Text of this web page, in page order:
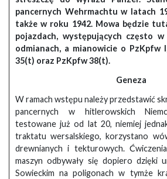
pancernych Wehrmachtu w latach
także w roku 1942. Mowa będzie
pojazdach, występujących często
odmianach, a mianowicie o PzKpfw
35(t) oraz PzKpfw 38(t).
Geneza
W ramach wstępu należy przedstawić
pancernych w hitlerowskich
testowane już od lat 20, niemiej
traktatu wersalskiego, korzystano
drewnianych i tekturowych.
maszyn odbywały się dopiero dzięki
Sowieckim na poligonach w tymże